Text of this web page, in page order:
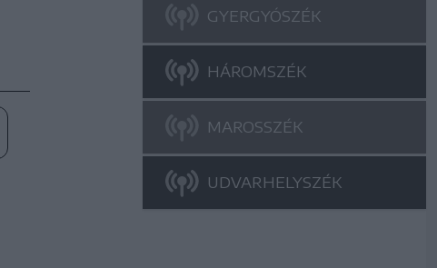
GYERGYÓSZÉK
HÁROMSZÉK
MAROSSZÉK
UDVARHELYSZÉK